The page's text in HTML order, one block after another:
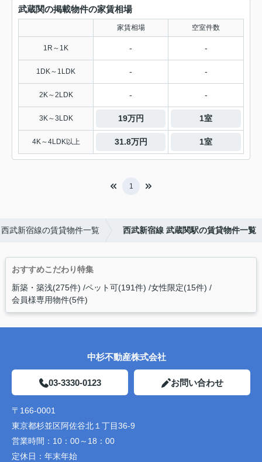
武蔵関の掲載物件の家賃相場
家賃相場 空室件数
1R～1K - -
1DK～1LDK - -
2K～2LDK - -
3K～3LDK 19万円 1室
4K～4LDK以上 31.8万円 1室
1
西武新宿線の賃貸物件一覧 西武新宿線 武蔵関駅の賃貸物件一覧
おすすめこだわり特集
新築・築浅(275件) ペット可(191件) 女性限定(15件)
会員様専用物件(5件)
中杉不動産株式会社
03-3330-0123 お問い合わせ
〒166-0001
東京都杉並区阿佐谷北１丁目36-9
営業時間： 10：00～18：00
定休日： 年末年始